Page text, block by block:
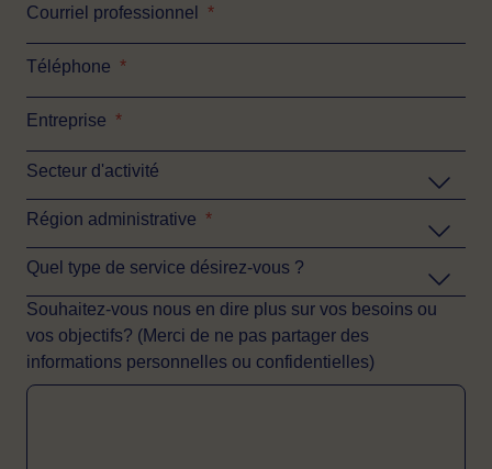
Courriel professionnel *
Téléphone *
Entreprise *
Secteur d'activité
Région administrative *
Quel type de service désirez-vous ?
Souhaitez-vous nous en dire plus sur vos besoins ou
vos objectifs? (Merci de ne pas partager des
informations personnelles ou confidentielles)